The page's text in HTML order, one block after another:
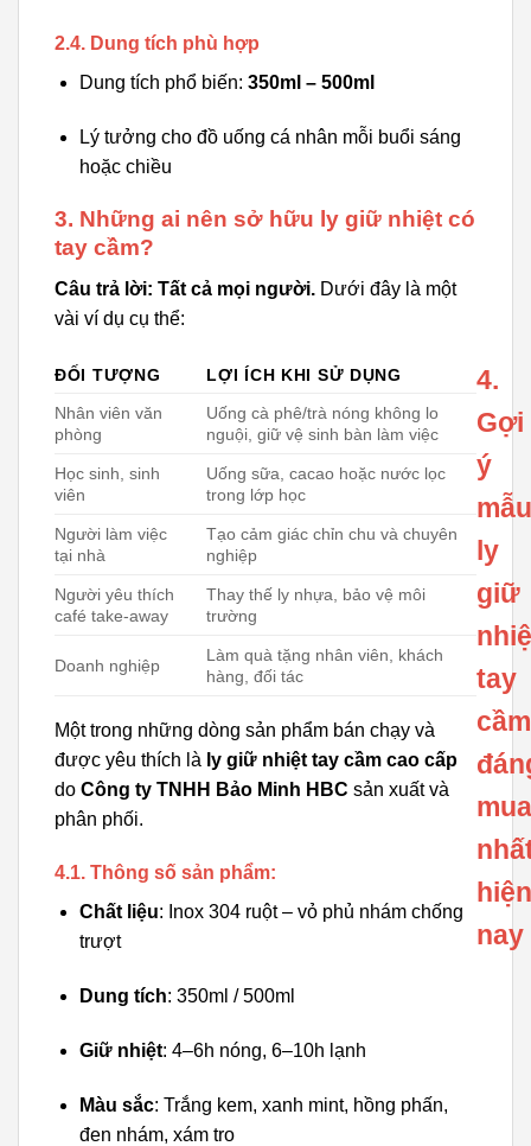
2.4. Dung tích phù hợp
Dung tích phổ biến: 350ml – 500ml
Lý tưởng cho đồ uống cá nhân mỗi buổi sáng
hoặc chiều
3. Những ai nên sở hữu ly giữ nhiệt có
tay cầm?
Câu trả lời: Tất cả mọi người. Dưới đây là một
vài ví dụ cụ thể:
ĐỐI TƯỢNG
LỢI ÍCH KHI SỬ DỤNG
Nhân viên văn
phòng
Uống cà phê/trà nóng không lo
nguội, giữ vệ sinh bàn làm việc
Học sinh, sinh
viên
Uống sữa, cacao hoặc nước lọc
trong lớp học
Người làm việc
tại nhà
Tạo cảm giác chỉn chu và chuyên
nghiệp
Người yêu thích
café take-away
Thay thế ly nhựa, bảo vệ môi
trường
Doanh nghiệp
Làm quà tặng nhân viên, khách
hàng, đối tác
4.
Gợi
ý
mẫu
ly
giữ
tay
cầm
mua
hiện
nay
Một trong những dòng sản phẩm bán chạy và
được yêu thích là ly giữ nhiệt tay cầm cao cấp
do Công ty TNHH Bảo Minh HBC sản xuất và
phân phối.
4.1. Thông số sản phẩm:
Chất liệu: Inox 304 ruột – vỏ phủ nhám chống
trượt
Dung tích: 350ml / 500ml
Giữ nhiệt: 4–6h nóng, 6–10h lạnh
Màu sắc: Trắng kem, xanh mint, hồng phấn,
đen nhám, xám tro